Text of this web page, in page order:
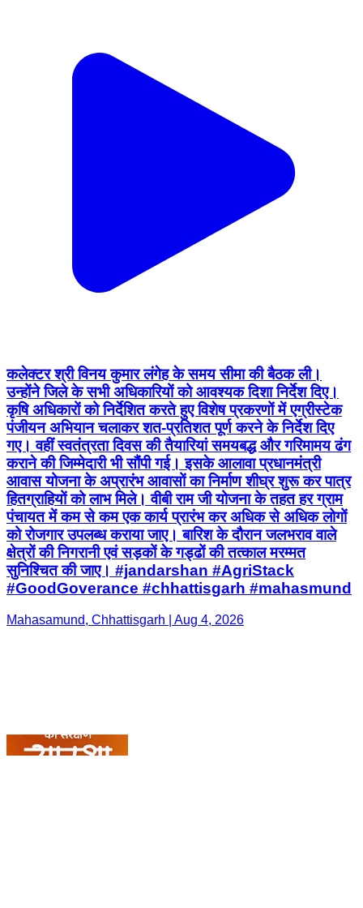
कलेक्टर श्री विनय कुमार लंगेह के समय सीमा की बैठक ली।
उन्होंने जिले के सभी अधिकारियों को आवश्यक दिशा निर्देश दिए।
कराने की जिम्मेदारी भी सौंपी गई। इसके आलावा प्रधानमंत्री
आवास योजना के अप्रारंभ आवासों का निर्माण शीघ्र शुरू कर पात्र
हितग्राहियों को लाभ मिले। वीबी राम जी योजना के तहत हर ग्राम
पंचायत में कम से कम एक कार्य प्रारंभ कर अधिक से अधिक लोगों
को रोजगार उपलब्ध कराया जाए। बारिश के दौरान जलभराव वाले
क्षेत्रों की निगरानी एवं सड़कों के गड्ढों की तत्काल मरम्मत
सुनिश्चित की जाए। #jandarshan #AgriStack
#GoodGoverance #chhattisgarh #mahasmund
Mahasamund, Chhattisgarh | Aug 4, 2026